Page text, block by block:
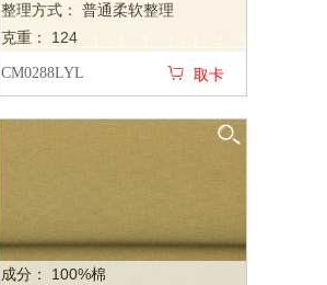
整理方式： 普通柔软整理
克重： 124
CM0288LYL 取卡
成分： 100%棉